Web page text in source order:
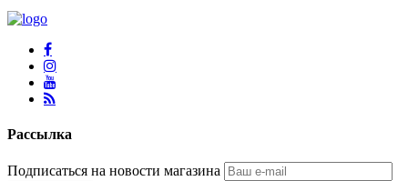
Рассылка
Подписаться на новости магазина